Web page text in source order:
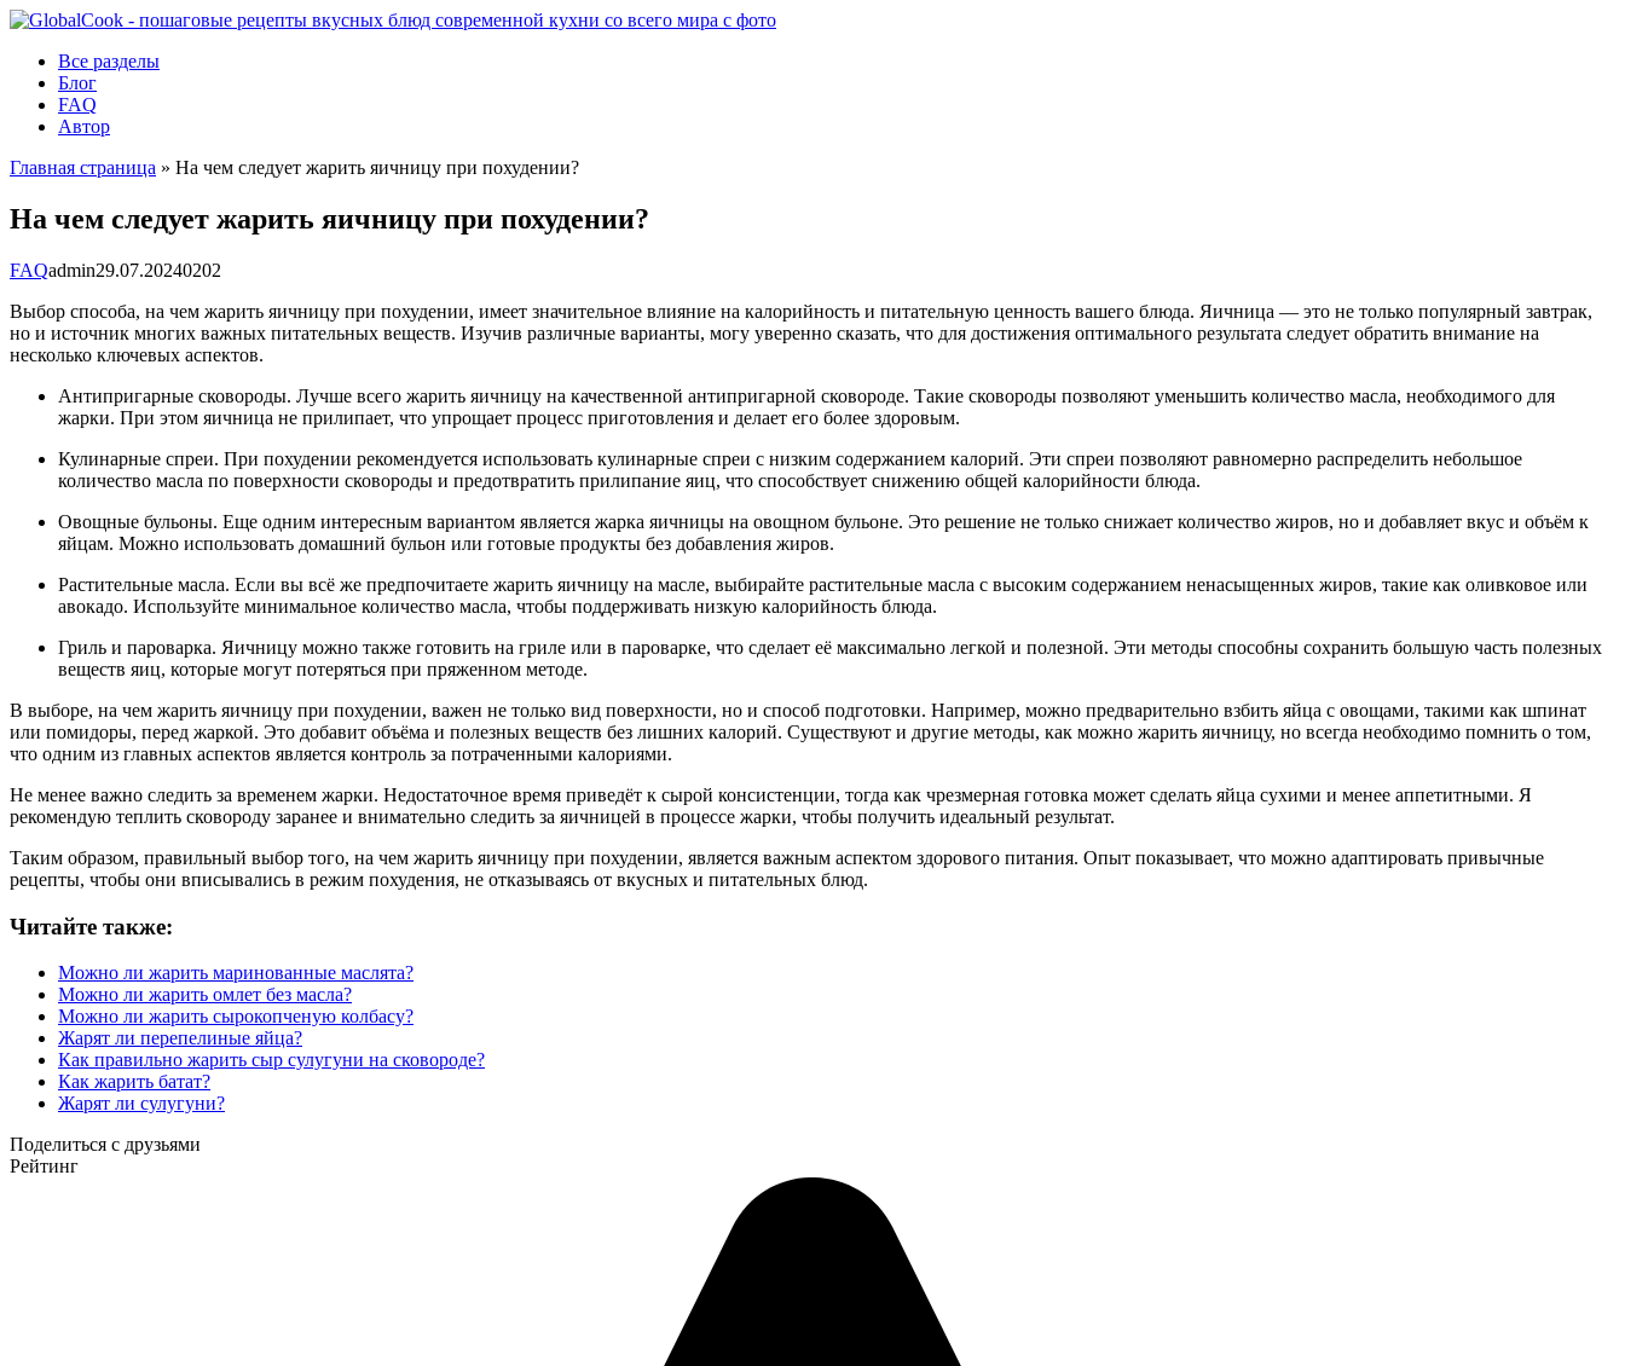
Перейти
контентуВсе разделы
Блог
FAQ
Автор
Главная страница » На чем следует жарить яичницу при похудении?
На чем следует жарить яичницу при похудении?
FAQadmin29.07.20240202
Выбор способа, на чем жарить яичницу при похудении, имеет значительное влияние на калорийность и питательную ценность вашего блюда. Яичница — это не только популярный завтрак,
но и источник многих важных питательных веществ. Изучив различные варианты, могу уверенно сказать, что для достижения оптимального результата следует обратить внимание на
несколько ключевых аспектов.
Антипригарные сковороды. Лучше всего жарить яичницу на качественной антипригарной сковороде. Такие сковороды позволяют уменьшить количество масла, необходимого для
жарки. При этом яичница не прилипает, что упрощает процесс приготовления и делает его более здоровым.
Кулинарные спреи. При похудении рекомендуется использовать кулинарные спреи с низким содержанием калорий. Эти спреи позволяют равномерно распределить небольшое
количество масла по поверхности сковороды и предотвратить прилипание яиц, что способствует снижению общей калорийности блюда.
Овощные бульоны. Еще одним интересным вариантом является жарка яичницы на овощном бульоне. Это решение не только снижает количество жиров, но и добавляет вкус и объём к
яйцам. Можно использовать домашний бульон или готовые продукты без добавления жиров.
Растительные масла. Если вы всё же предпочитаете жарить яичницу на масле, выбирайте растительные масла с высоким содержанием ненасыщенных жиров, такие как оливковое или
авокадо. Используйте минимальное количество масла, чтобы поддерживать низкую калорийность блюда.
Гриль и пароварка. Яичницу можно также готовить на гриле или в пароварке, что сделает её максимально легкой и полезной. Эти методы способны сохранить большую часть полезных
веществ яиц, которые могут потеряться при пряженном методе.
В выборе, на чем жарить яичницу при похудении, важен не только вид поверхности, но и способ подготовки. Например, можно предварительно взбить яйца с овощами, такими как шпинат
или помидоры, перед жаркой. Это добавит объёма и полезных веществ без лишних калорий. Существуют и другие методы, как можно жарить яичницу, но всегда необходимо помнить о том,
что одним из главных аспектов является контроль за потраченными калориями.
Не менее важно следить за временем жарки. Недостаточное время приведёт к сырой консистенции, тогда как чрезмерная готовка может сделать яйца сухими и менее аппетитными. Я
рекомендую теплить сковороду заранее и внимательно следить за яичницей в процессе жарки, чтобы получить идеальный результат.
Таким образом, правильный выбор того, на чем жарить яичницу при похудении, является важным аспектом здорового питания. Опыт показывает, что можно адаптировать привычные
рецепты, чтобы они вписывались в режим похудения, не отказываясь от вкусных и питательных блюд.
Читайте также:
Можно ли жарить маринованные маслята?
Можно ли жарить омлет без масла?
Можно ли жарить сырокопченую колбасу?
Жарят ли перепелиные яйца?
Как правильно жарить сыр сулугуни на сковороде?
Как жарить батат?
Жарят ли сулугуни?
Поделиться с друзьями
Рейтинг